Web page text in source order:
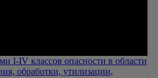
I-IV классов опасности в области
обработки, утилизации,